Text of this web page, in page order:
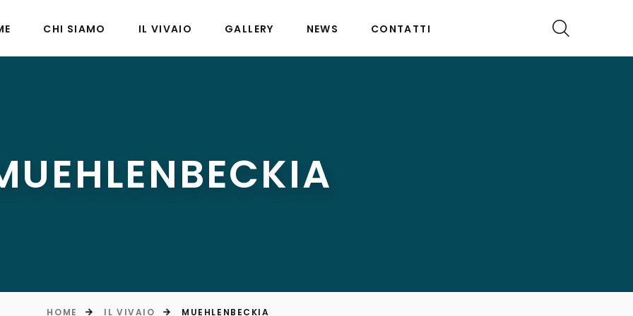
CHI SIAMO IL VIVAIO GALLERY NEWS CONTATTI
HOME IL VIVAIO MUEHLENBECKIA